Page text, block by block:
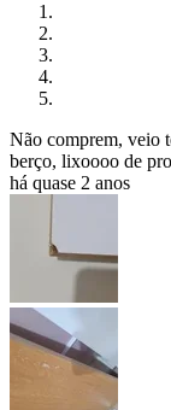
Não comprem, veio
berço, lixoooo de
há quase 2 anos